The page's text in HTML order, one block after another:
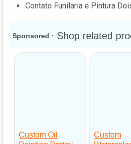
Contato Funilaria e Pintura